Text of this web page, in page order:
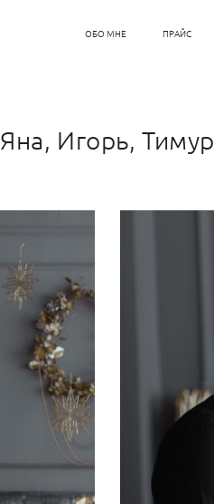
ОБО МНЕ ПРАЙС
Яна, Игорь, Тимур